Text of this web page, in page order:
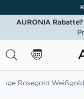
AURONIA Rabatte?
Rosegold Weißgold